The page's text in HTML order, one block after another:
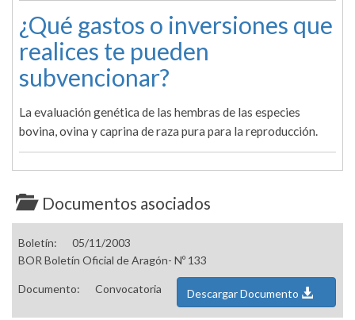
¿Qué gastos o inversiones que
realices te pueden
subvencionar?
La evaluación genética de las hembras de las especies
bovina, ovina y caprina de raza pura para la reproducción.
Documentos asociados
Boletín:
05/11/2003
BOR Boletín Oficial de Aragón- Nº 133
Documento: Convocatoria Descargar Documento